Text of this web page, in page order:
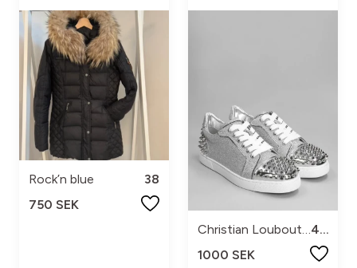
Rock’n blue
38
750 SEK
Christian Louboutin
40
1000 SEK